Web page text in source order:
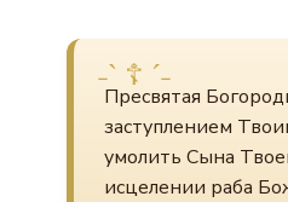
Пресвятая
заступлением
умолить Сына
исцелении раба